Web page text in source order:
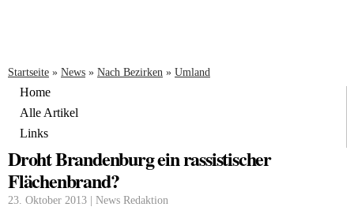
Sie sind hier
Startseite » News » Nach Bezirken » Umland
Home
Alle Artikel
Links
Droht Brandenburg ein rassistischer
Flächenbrand?
23. Oktober 2013 | News Redaktion